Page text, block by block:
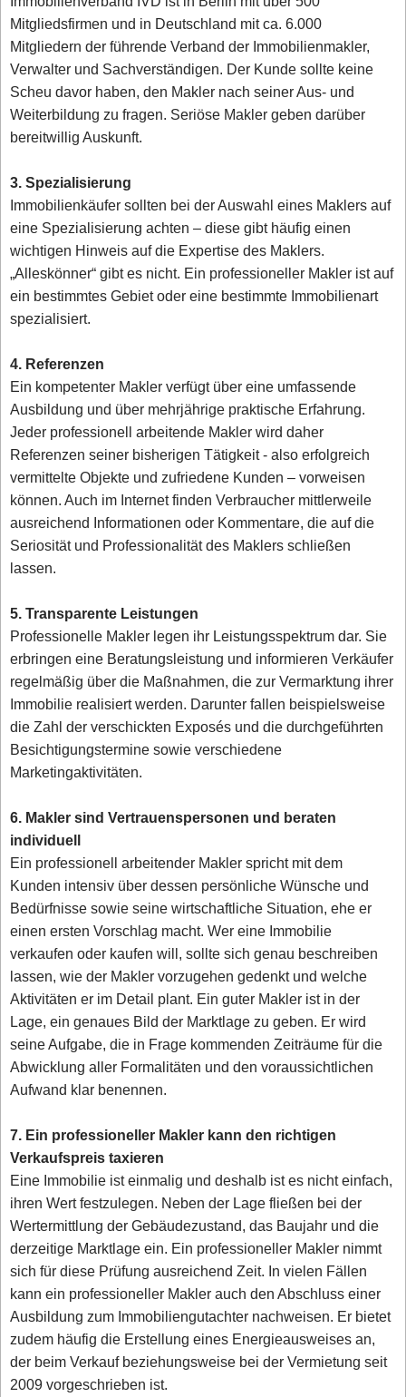
Mitgliedsfirmen und in Deutschland mit ca. 6.000
Mitgliedern der führende Verband der Immobilienmakler,
Verwalter und Sachverständigen. Der Kunde sollte keine
Scheu davor haben, den Makler nach seiner Aus- und
Weiterbildung zu fragen. Seriöse Makler geben darüber
bereitwillig Auskunft.
3. Spezialisierung
Immobilienkäufer sollten bei der Auswahl eines Maklers auf
eine Spezialisierung achten – diese gibt häufig einen
wichtigen Hinweis auf die Expertise des Maklers.
„Alleskönner“ gibt es nicht. Ein professioneller Makler ist auf
ein bestimmtes Gebiet oder eine bestimmte Immobilienart
spezialisiert.
4. Referenzen
Ein kompetenter Makler verfügt über eine umfassende
Ausbildung und über mehrjährige praktische Erfahrung.
Jeder professionell arbeitende Makler wird daher
Referenzen seiner bisherigen Tätigkeit - also erfolgreich
vermittelte Objekte und zufriedene Kunden – vorweisen
können. Auch im Internet finden Verbraucher mittlerweile
ausreichend Informationen oder Kommentare, die auf die
Seriosität und Professionalität des Maklers schließen
lassen.
5. Transparente Leistungen
Professionelle Makler legen ihr Leistungsspektrum dar. Sie
erbringen eine Beratungsleistung und informieren Verkäufer
regelmäßig über die Maßnahmen, die zur Vermarktung ihrer
Immobilie realisiert werden. Darunter fallen beispielsweise
die Zahl der verschickten Exposés und die durchgeführten
Besichtigungstermine sowie verschiedene
Marketingaktivitäten.
6. Makler sind Vertrauenspersonen und beraten
individuell
Ein professionell arbeitender Makler spricht mit dem
Kunden intensiv über dessen persönliche Wünsche und
Bedürfnisse sowie seine wirtschaftliche Situation, ehe er
einen ersten Vorschlag macht. Wer eine Immobilie
verkaufen oder kaufen will, sollte sich genau beschreiben
lassen, wie der Makler vorzugehen gedenkt und welche
Aktivitäten er im Detail plant. Ein guter Makler ist in der
Lage, ein genaues Bild der Marktlage zu geben. Er wird
seine Aufgabe, die in Frage kommenden Zeiträume für die
Abwicklung aller Formalitäten und den voraussichtlichen
Aufwand klar benennen.
7. Ein professioneller Makler kann den richtigen
Verkaufspreis taxieren
Eine Immobilie ist einmalig und deshalb ist es nicht einfach,
ihren Wert festzulegen. Neben der Lage fließen bei der
Wertermittlung der Gebäudezustand, das Baujahr und die
derzeitige Marktlage ein. Ein professioneller Makler nimmt
sich für diese Prüfung ausreichend Zeit. In vielen Fällen
kann ein professioneller Makler auch den Abschluss einer
Ausbildung zum Immobiliengutachter nachweisen. Er bietet
zudem häufig die Erstellung eines Energieausweises an,
der beim Verkauf beziehungsweise bei der Vermietung seit
2009 vorgeschrieben ist.